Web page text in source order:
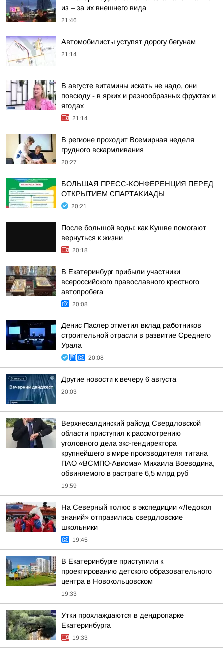
из – за их внешнего вида
21:46
Автомобилисты уступят дорогу бегунам
21:14
В августе витамины искать не надо, они
повсюду - в ярких и разнообразных фруктах и
ягодах
21:14
В регионе проходит Всемирная неделя
грудного вскармливания
20:27
БОЛЬШАЯ ПРЕСС-КОНФЕРЕНЦИЯ ПЕРЕД
ОТКРЫТИЕМ СПАРТАКИАДЫ
20:21
После большой воды: как Кушве помогают
вернуться к жизни
20:18
В Екатеринбург прибыли участники
всероссийского православного крестного
автопробега
20:08
Денис Паслер отметил вклад работников
строительной отрасли в развитие Среднего
Урала
20:08
Другие новости к вечеру 6 августа
20:03
Верхнесалдинский райсуд Свердловской
области приступил к рассмотрению
уголовного дела экс-гендиректора
крупнейшего в мире производителя титана
ПАО «ВСМПО-Ависма» Михаила Воеводина,
обвиняемого в растрате 6,5 млрд руб
19:59
На Северный полюс в экспедиции «Ледокол
знаний» отправились свердловские
школьники
19:45
В Екатеринбурге приступили к
проектированию детского образовательного
центра в Новокольцовском
19:33
Утки прохлаждаются в дендропарке
Екатеринбурга
19:33